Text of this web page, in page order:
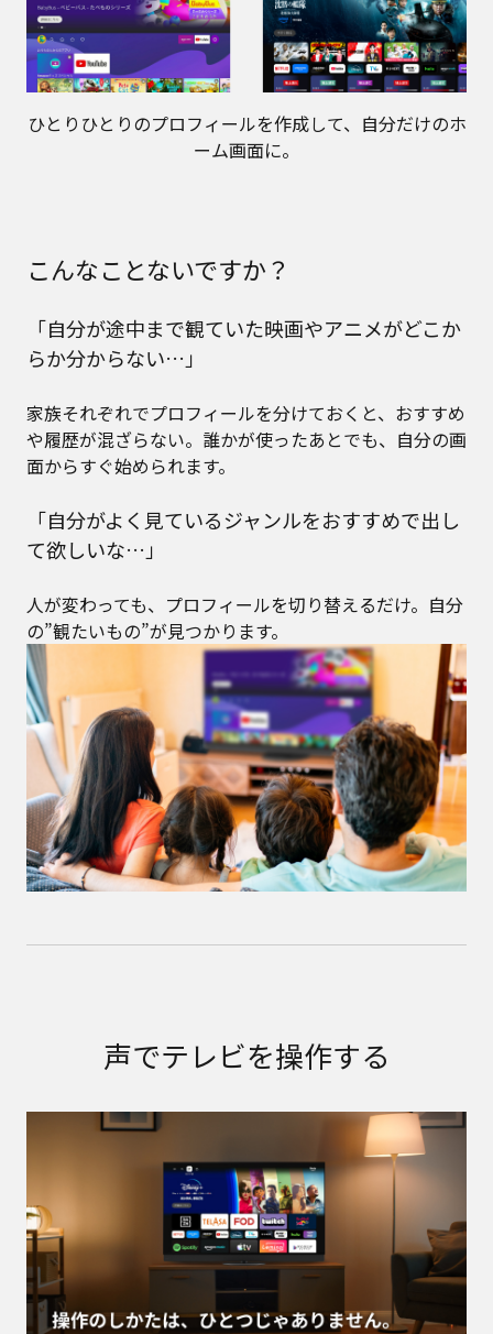
ひとりひとりのプロフィールを作成して、自分だけのホ
ーム画面に。
こんなことないですか？
「自分が途中まで観ていた映画やアニメがどこか
らか分からない…」
家族それぞれでプロフィールを分けておくと、おすすめ
や履歴が混ざらない。誰かが使ったあとでも、自分の画
面からすぐ始められます。
「自分がよく見ているジャンルをおすすめで出し
て欲しいな…」
人が変わっても、プロフィールを切り替えるだけ。自分
の”観たいもの”が見つかります。
声でテレビを操作する